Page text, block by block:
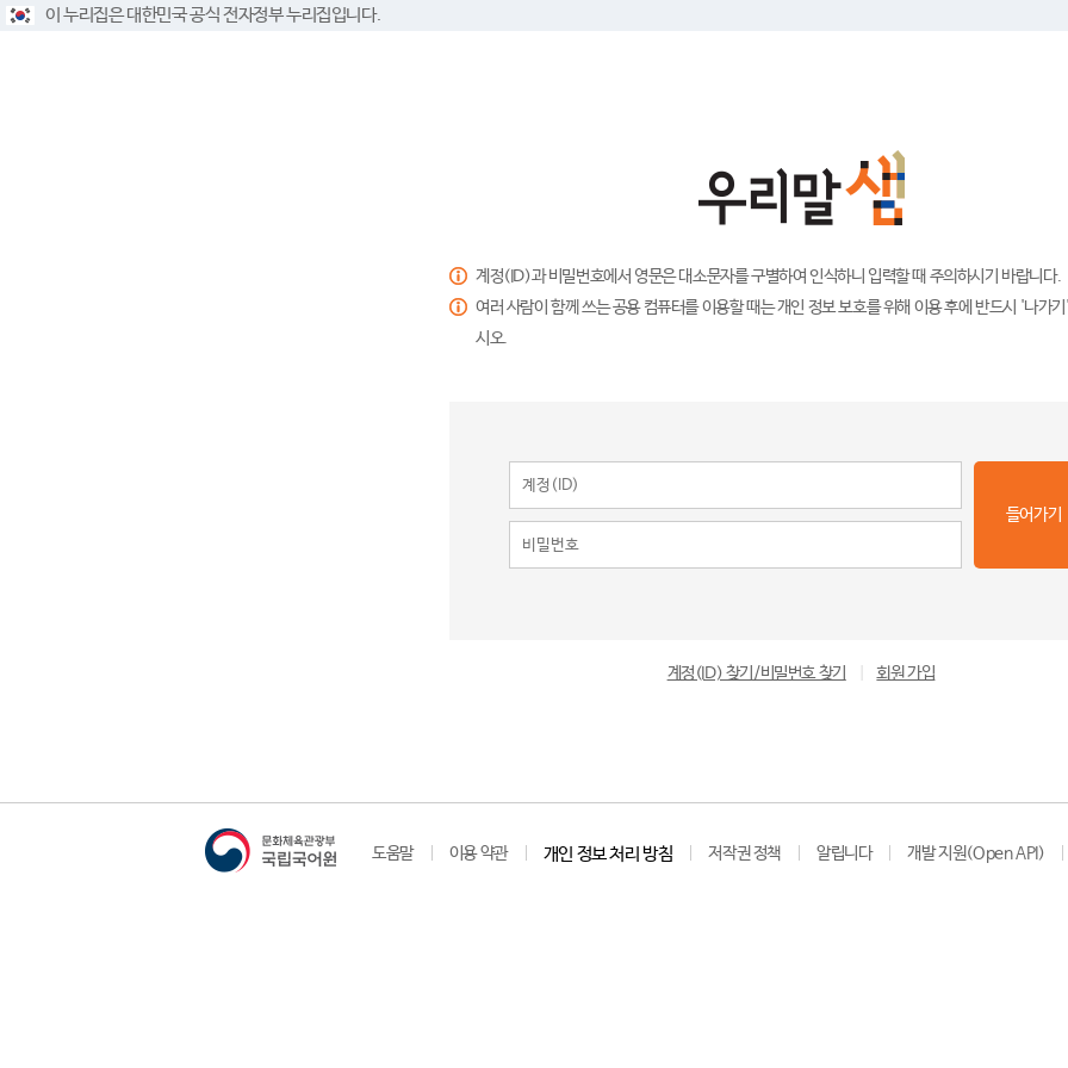
이 누리집은 대한민국 공식 전자정부 누리집입니다.
계정(ID)과 비밀번호에서 영문은 대소문자를 구별하여 인식하니 입력할 때 주의하시기 바랍니다.
여러 사람이 함께 쓰는 공용 컴퓨터를 이용할 때는 개인 정보 보호를 위해 이용 후에 반드시 '나가
시오.
들어가기
계정(ID) 찾기/비밀번호 찾기 회원 가입
도움말 이용 약관 개인 정보 처리 방침 저작권 정책 알립니다 개발 지원(Open API)